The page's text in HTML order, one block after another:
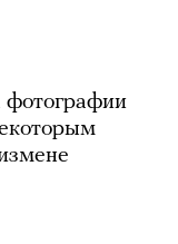
фотографии